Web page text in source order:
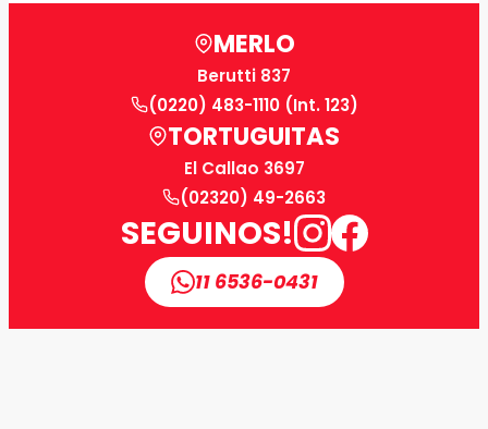
MERLO
Berutti 837
(0220) 483-1110 (Int. 123)
TORTUGUITAS
El Callao 3697
(02320) 49-2663
SEGUINOS!
11 6536-0431